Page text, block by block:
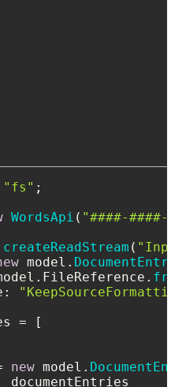
"fs" ;
WordsApi ( "####-####-
createReadStream (
model. DocumentEntry
FileReference .
:
= [
new model.
documentEntries